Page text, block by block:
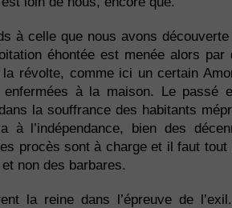
à celle que nous avons
éhontée est menée alors par
révolte, comme ici un certain
à la maison. Le passé
la souffrance des habitants
à l’indépendance, bien des
procès sont à charge et il faut tout
non des barbares.
la reine dans l’épreuve de